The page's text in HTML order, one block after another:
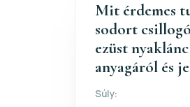
Mit érdemes
sodort
ezüst
anyagáról és
Súly: